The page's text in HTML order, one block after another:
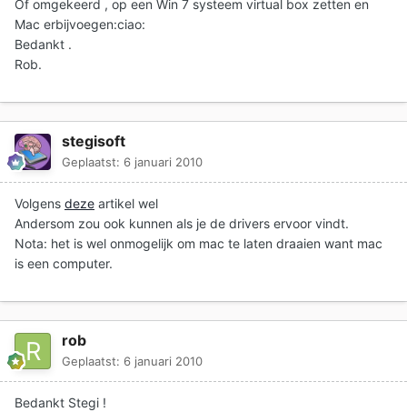
Of omgekeerd , op een Win 7 systeem virtual box zetten en
Mac erbijvoegen:ciao:
Bedankt .
Rob.
stegisoft
Geplaatst: 6 januari 2010
Volgens deze artikel wel
Andersom zou ook kunnen als je de drivers ervoor vindt.
Nota: het is wel onmogelijk om mac te laten draaien want mac
is een computer.
rob
Geplaatst: 6 januari 2010
Bedankt Stegi !